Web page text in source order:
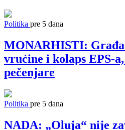
Politika pre 5 dana
MONARHISTI:
vrućine i kolaps EPS-
pečenjare
Politika pre 5 dana
NADA: „Oluja“ nije